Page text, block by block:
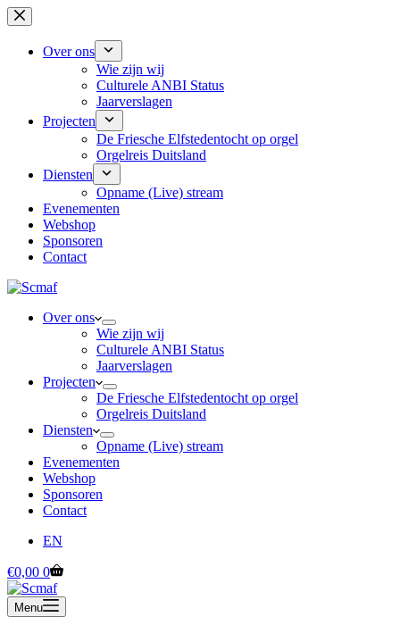
Ga
naar
inhoud
Over ons
Wie zijn wij
Culturele ANBI Status
Jaarverslagen
Projecten
De Friesche Elfstedentocht op orgel
Orgelreis Duitsland
Diensten
Opname (Live) stream
Evenementen
Webshop
Sponsoren
Contact
Over ons
Wie zijn wij
Culturele ANBI Status
Jaarverslagen
Projecten
De Friesche Elfstedentocht op orgel
Orgelreis Duitsland
Diensten
Opname (Live) stream
Evenementen
Webshop
Sponsoren
Contact
EN
Winkelwagen
€0,00 0
Menu